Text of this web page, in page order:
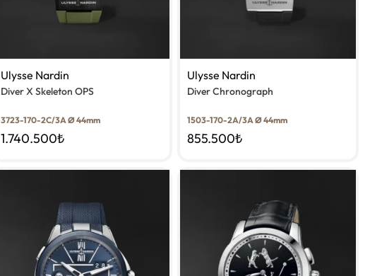
Ulysse Nardin
Diver X Skeleton OPS
3723-170-2C/3A Ø 44mm
1.740.500₺
Ulysse Nardin
Diver Chronograph
1503-170-2A/3A Ø 44mm
855.500₺